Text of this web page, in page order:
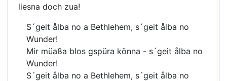
liesna doch zua!
S´geit ålba no a Bethlehem, s´geit ålba no
Wunder!
Mir müaßa blos gspüra könna - s´geit ålba no
Wunder!
S´geit ålba no a Bethlehem, s´geit ålba no